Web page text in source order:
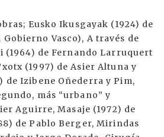
Eusko Ikusgayak (1924) de
Vasco), A través de
(1964) de Fernando Larruquert
(1997) de Asier Altuna y
de Izibene Oñederra y Pim,
más “urbano” y
Aguirre, Masaje (1972) de
de Pablo Berger, Mirindas